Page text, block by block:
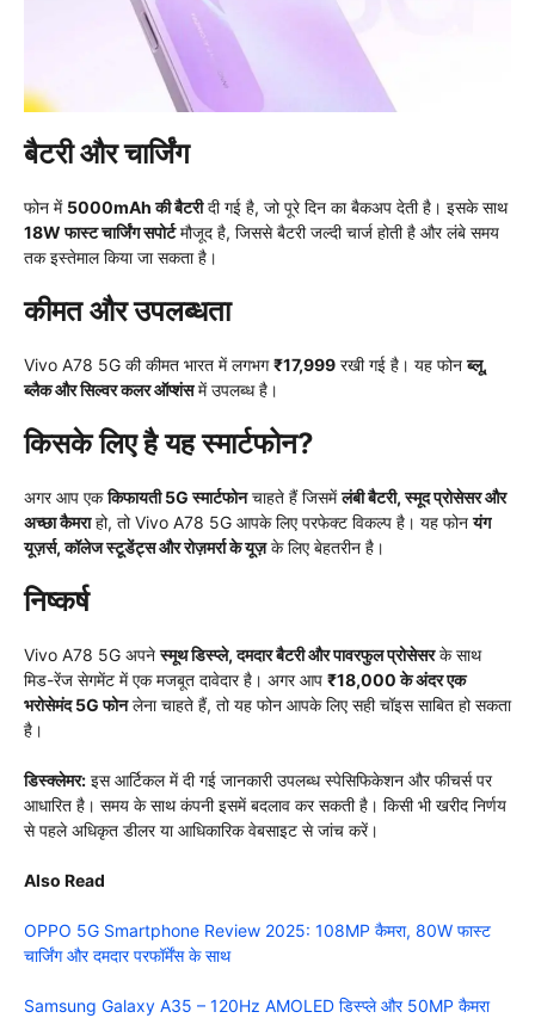
बैटरी और चार्जिंग
फोन में 5000mAh की बैटरीदी गई है, जो पूरे दिन का बैकअप देती है। इसके साथ
18W फास्ट चार्जिंग सपोर्टमौजूद है, जिससे बैटरी जल्दी चार्ज होती है और लंबे समय
तक इस्तेमाल किया जा सकता है।
कीमत और उपलब्धता
Vivo A78 5G की कीमत भारत में लगभग₹17,999 रखी गई है। यह फोनब्लू,
ब्लैक और सिल्वर कलर ऑप्शंसमें उपलब्ध है।
किसके लिए है यह स्मार्टफोन?
अगर आप एककिफायती 5G स्मार्टफोनचाहते हैं जिसमेंलंबी बैटरी, स्मूद प्रोसेसर और
अच्छा कैमराहो, तो Vivo A78 5G आपके लिए परफेक्ट विकल्प है। यह फोनयंग
यूज़र्स, कॉलेज स्टूडेंट्स और रोज़मर्रा के यूज़के लिए बेहतरीन है।
निष्कर्ष
Vivo A78 5G अपनेस्मूथ डिस्प्ले, दमदार बैटरी और पावरफुल प्रोसेसरके साथ
मिड-रेंज सेगमेंट में एक मजबूत दावेदार है। अगर आप ₹18,000 के अंदर एक
भरोसेमंद 5G फोनलेना चाहते हैं, तो यह फोन आपके लिए सही चॉइस साबित हो सकता
है।
डिस्क्लेमर: इस आर्टिकल में दी गई जानकारी उपलब्ध स्पेसिफिकेशन और फीचर्स पर
आधारित है। समय के साथ कंपनी इसमें बदलाव कर सकती है। किसी भी खरीद निर्णय
से पहले अधिकृत डीलर या आधिकारिक वेबसाइट से जांच करें।
Also Read
OPPO 5G Smartphone Review 2025: 108MP कैमरा, 80W फास्ट
चार्जिंग और दमदार परफॉर्मेंस के साथ
Samsung Galaxy A35 – 120Hz AMOLED डिस्प्ले और 50MP कैमरा